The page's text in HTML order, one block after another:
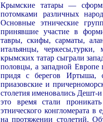
Крымские татары —
потомками различных
Основные этнические
принявшие участие в
тавры, скифы, сарматы,
итальянцы,
крымских татар сыграли
половцы, а западной
придя с берегов Иртыша,
приазовские и
столетия именовались
это время стали
этнического конгломерата
на протяжении столетий.